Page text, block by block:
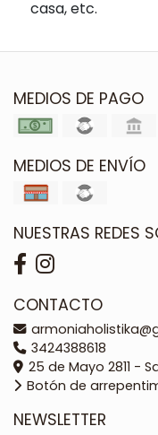
casa, etc.
MEDIOS DE PAGO
MEDIOS DE ENVÍO
NUESTRAS REDES
CONTACTO
3424388618
25 de Mayo 2811 -
Botón de
NEWSLETTER